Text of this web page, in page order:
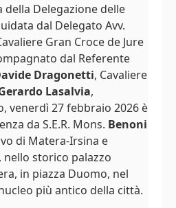
Delegazione delle
dal Delegato Avv.
Gran Croce de Jure
dal Referente
Dragonetti, Cavaliere
Lasalvia,
venerdì 27 febbraio 2026 è
da S.E.R. Mons. Benoni
di Matera-Irsina e
nello storico palazzo
in piazza Duomo, nel
più antico della città.